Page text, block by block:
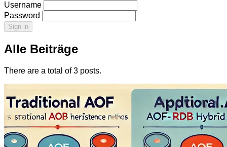
Username
Password
Sign in
Alle Beiträge
There are a total of 3 posts.